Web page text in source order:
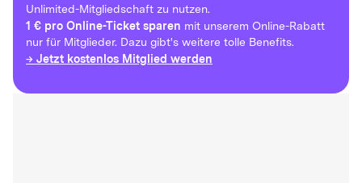
Unlimited-Mitgliedschaft zu nutzen.
1 € pro Online-Ticket sparen mit unserem Online-Rabatt
nur für Mitglieder. Dazu gibt's weitere tolle Benefits.
→ Jetzt kostenlos Mitglied werden